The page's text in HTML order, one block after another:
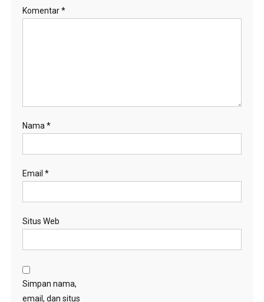
Komentar*
Nama *
Email *
Situs Web
Simpan nama,
email, dan situs